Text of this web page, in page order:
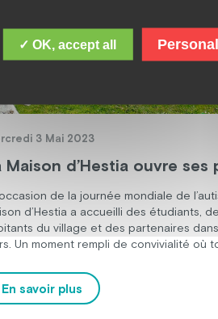
3 Mai 2023
Maison d’Hestia ouvre ses
de la journée mondiale de
d’Hestia a accueilli des étudiants,
du village et des partenaires
Un moment rempli de convivialité où
professionnels et les résidants. Une
ludique de sensibiliser le grand
de l’autisme et à
En savoir plus
✓ OK, accept all